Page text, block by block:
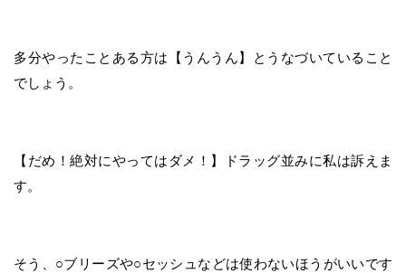
多分やったことある方は【うんうん】とうなづいていること
でしょう。
【だめ！絶対にやってはダメ！】ドラッグ並みに私は訴えま
す。
そう、○ブリーズや○セッシュなどは使わないほうがいいです